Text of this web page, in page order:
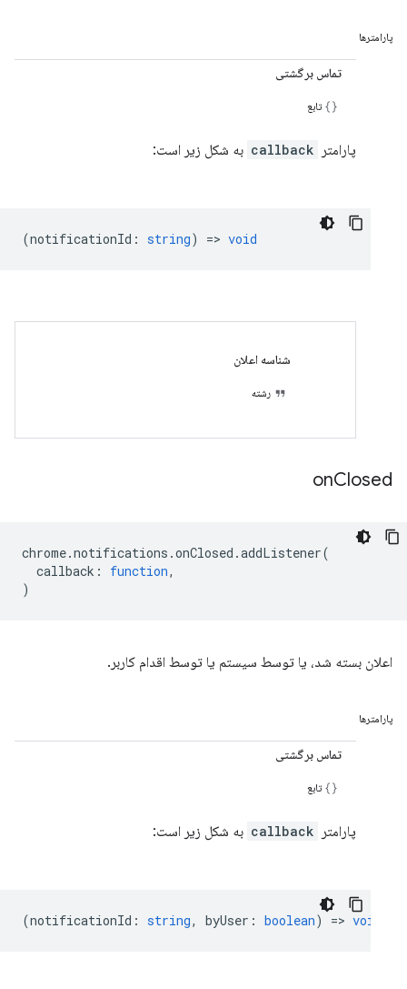
پارامترها
تماس برگشتی
تابع
پارامتر callback به شکل زیر است:
(notificationId : string) => void
شناسه اعلان
رشته
onClosed
chrome.notifications .onClosed .addListener(
callback : function,
)
اعلان بسته شد، یا توسط سیستم یا توسط اقدام کاربر.
پارامترها
تماس برگشتی
تابع
پارامتر callback به شکل زیر است:
(notificationId : string, byUser : boolean) => void